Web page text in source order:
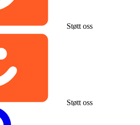
Støtt oss
Støtt oss